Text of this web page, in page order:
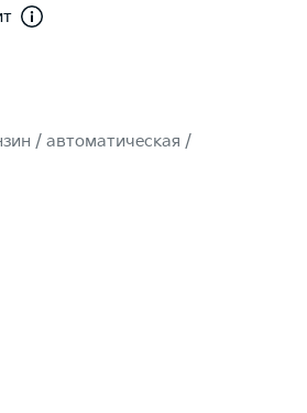
/ автоматическая /